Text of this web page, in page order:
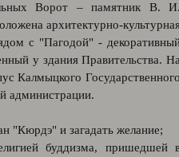
Ворот – памятник В.
архитектурно-
с "Пагодой" -
у здания Правительства.
Калмыцкого
администрации.
"Кюрдэ" и загадать желание;
буддизма, пришедшей